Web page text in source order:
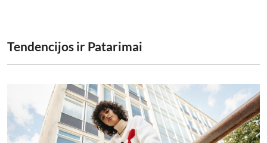
Tendencijos ir Patarimai